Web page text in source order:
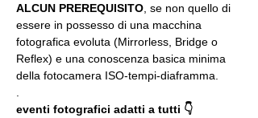
ALCUN PREREQUISITO , se non quello di
essere in possesso di una macchina
fotografica evoluta (Mirrorless, Bridge o
Reflex) e una conoscenza basica minima
della fotocamera ISO-tempi-diaframma.
eventi fotografici adatti a tutti 👇